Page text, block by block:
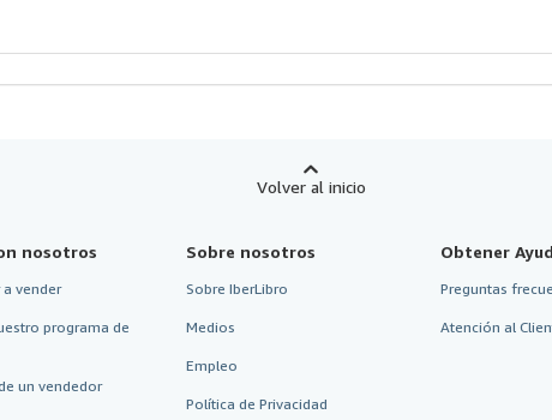
Volver al inicio
nosotros
vender
programa de
un vendedor
Sobre nosotros
Sobre IberLibro
Medios
Empleo
Política de Privacidad
Obtener
Preguntas
Atención al